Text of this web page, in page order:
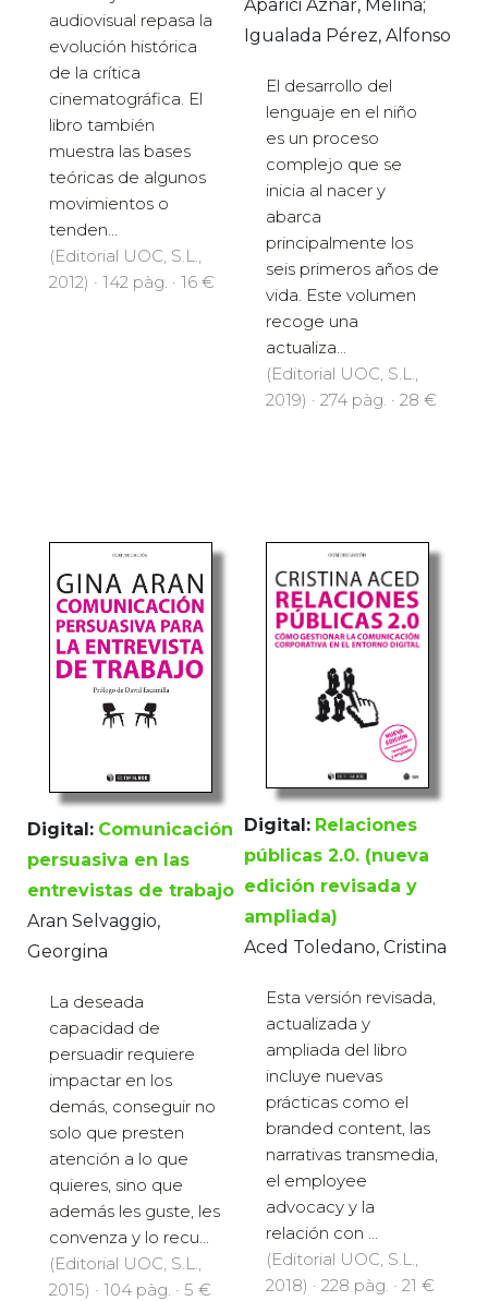
audiovisual repasa la
evolución histórica
de la crítica
cinematográfica. El
libro también
muestra las bases
teóricas de algunos
movimientos o
tenden...
(Editorial UOC, S.L.,
2012) · 142 pàg. · 16 €
Aparici Aznar, Melina;
Igualada Pérez, Alfonso
El desarrollo del
lenguaje en el niño
es un proceso
complejo que se
inicia al nacer y
abarca
principalmente los
seis primeros años de
vida. Este volumen
recoge una
actualiza...
(Editorial UOC, S.L.,
2019) · 274 pàg. · 28 €
Digital: Comunicación
persuasiva en las
entrevistas de trabajo
Aran Selvaggio,
Georgina
La deseada
capacidad de
persuadir requiere
impactar en los
demás, conseguir no
solo que presten
atención a lo que
quieres, sino que
además les guste, les
convenza y lo recu...
(Editorial UOC, S.L.,
2015) · 104 pàg. · 5 €
Digital: Relaciones
públicas 2.0. (nueva
edición revisada y
ampliada)
Aced Toledano, Cristina
Esta versión revisada,
actualizada y
ampliada del libro
incluye nuevas
prácticas como el
branded content, las
narrativas transmedia,
el employee
advocacy y la
relación con ...
(Editorial UOC, S.L.,
2018) · 228 pàg. · 21 €